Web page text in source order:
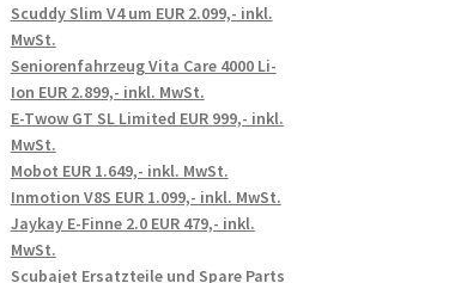
Scuddy Slim V4 um EUR 2.099,- inkl.
MwSt.
Seniorenfahrzeug Vita Care 4000 Li-
Ion EUR 2.899,- inkl. MwSt.
E-Twow GT SL Limited EUR 999,- inkl.
MwSt.
Mobot EUR 1.649,- inkl. MwSt.
Inmotion V8S EUR 1.099,- inkl. MwSt.
Jaykay E-Finne 2.0 EUR 479,- inkl.
MwSt.
Scubajet Ersatzteile und Spare Parts